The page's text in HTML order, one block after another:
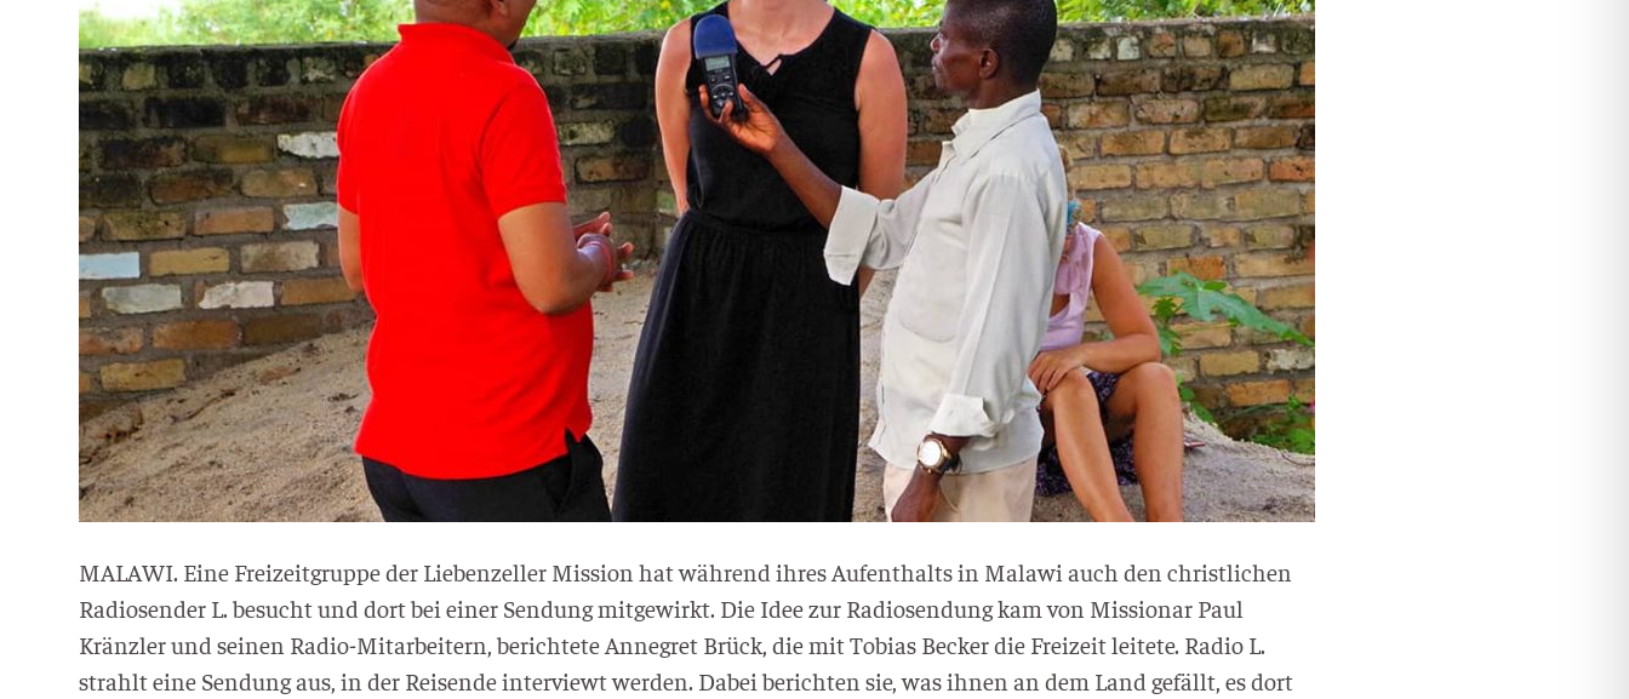
MALAWI. Eine Frei­zeit­grup­pe der Lie­ben­zel­ler Mis­si­on hat wäh­rend ihres Auf­ent­halts in Mala­wi auch den christ­li­chen
Radio­sen­der L. besucht und dort bei einer Sen­dung mit­ge­wirkt. Die Idee zur Radio­sen­dung kam von Mis­sio­nar Paul
Kränz­ler und sei­nen Radio-Mit­ar­bei­tern, berich­te­te Anne­gret Brück, die mit Tobi­as Becker die Frei­zeit lei­te­te. Radio L.
strahlt eine Sen­dung aus, in der Rei­sen­de inter­viewt wer­den. Dabei berich­ten sie, was ihnen an dem Land gefällt, es dort